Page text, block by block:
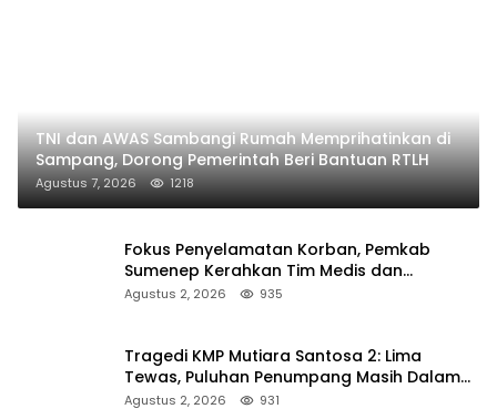
TNI dan AWAS Sambangi Rumah Memprihatinkan di
Sampang, Dorong Pemerintah Beri Bantuan RTLH
Agustus 7, 2026 1218
Fokus Penyelamatan Korban, Pemkab
Sumenep Kerahkan Tim Medis dan
Ambulans ke Pelabuhan Kalianget
Agustus 2, 2026 935
Tragedi KMP Mutiara Santosa 2: Lima
Tewas, Puluhan Penumpang Masih Dalam
Pencarian
Agustus 2, 2026 931